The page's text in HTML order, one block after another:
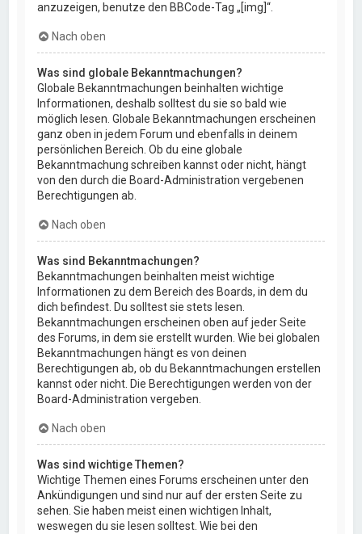
anzuzeigen, benutze den BBCode-Tag „[img]“.
Nach oben
Was sind globale Bekanntmachungen?
Globale Bekanntmachungen beinhalten wichtige
Informationen, deshalb solltest du sie so bald wie
möglich lesen. Globale Bekanntmachungen erscheinen
ganz oben in jedem Forum und ebenfalls in deinem
persönlichen Bereich. Ob du eine globale
Bekanntmachung schreiben kannst oder nicht, hängt
von den durch die Board-Administration vergebenen
Berechtigungen ab.
Nach oben
Was sind Bekanntmachungen?
Bekanntmachungen beinhalten meist wichtige
Informationen zu dem Bereich des Boards, in dem du
dich befindest. Du solltest sie stets lesen.
Bekanntmachungen erscheinen oben auf jeder Seite
des Forums, in dem sie erstellt wurden. Wie bei globalen
Bekanntmachungen hängt es von deinen
Berechtigungen ab, ob du Bekanntmachungen erstellen
kannst oder nicht. Die Berechtigungen werden von der
Board-Administration vergeben.
Nach oben
Was sind wichtige Themen?
Wichtige Themen eines Forums erscheinen unter den
Ankündigungen und sind nur auf der ersten Seite zu
sehen. Sie haben meist einen wichtigen Inhalt,
weswegen du sie lesen solltest. Wie bei den